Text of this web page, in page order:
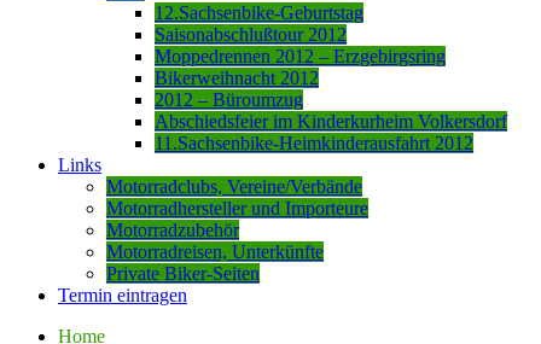
12.Sachsenbike-Geburtstag
Saisonabschlußtour 2012
Moppedrennen 2012 – Erzgebirgsring
Bikerweihnacht 2012
2012 – Büroumzug
Abschiedsfeier im Kinderkurheim Volkersdorf
11.Sachsenbike-Heimkinderausfahrt 2012
Links
Motorradclubs, Vereine/Verbände
Motorradhersteller und Importeure
Motorradzubehör
Motorradreisen, Unterkünfte
Private Biker-Seiten
Termin eintragen
Home